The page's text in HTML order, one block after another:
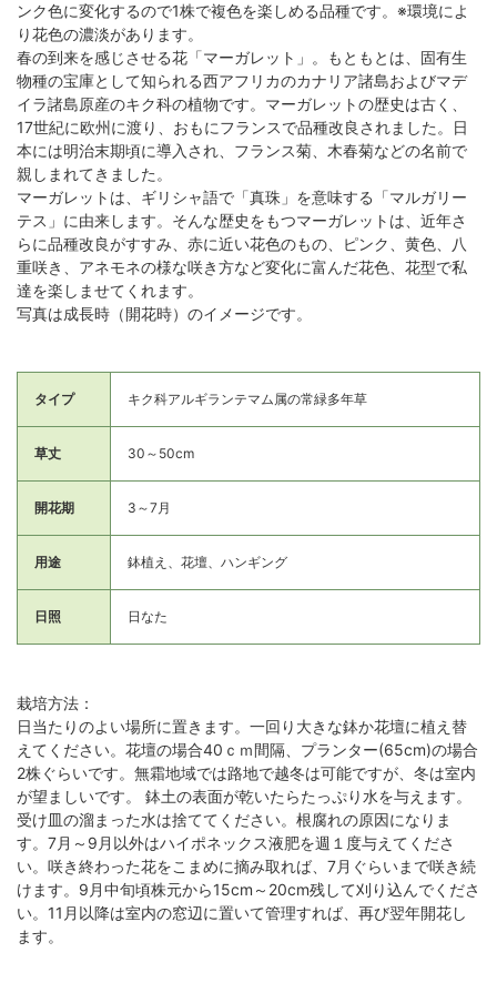
ンク色に変化するので1株で複色を楽しめる品種です。※環境によ
り花色の濃淡があります。
春の到来を感じさせる花「マーガレット」。もともとは、固有生
物種の宝庫として知られる西アフリカのカナリア諸島およびマデ
イラ諸島原産のキク科の植物です。マーガレットの歴史は古く、
17世紀に欧州に渡り、おもにフランスで品種改良されました。日
本には明治末期頃に導入され、フランス菊、木春菊などの名前で
親しまれてきました。
マーガレットは、ギリシャ語で「真珠」を意味する「マルガリー
テス」に由来します。そんな歴史をもつマーガレットは、近年さ
らに品種改良がすすみ、赤に近い花色のもの、ピンク、黄色、八
重咲き、アネモネの様な咲き方など変化に富んだ花色、花型で私
達を楽しませてくれます。
写真は成長時（開花時）のイメージです。
タイプ キク科アルギランテマム属の常緑多年草
草丈 30～50cm
開花期 3～7月
用途 鉢植え、花壇、ハンギング
日照 日なた
栽培方法：
日当たりのよい場所に置きます。一回り大きな鉢か花壇に植え替
えてください。花壇の場合40ｃｍ間隔、プランター(65cm)の場合
2株ぐらいです。無霜地域では路地で越冬は可能ですが、冬は室内
が望ましいです。 鉢土の表面が乾いたらたっぷり水を与えます。
受け皿の溜まった水は捨ててください。根腐れの原因になりま
す。7月～9月以外はハイポネックス液肥を週１度与えてくださ
い。咲き終わった花をこまめに摘み取れば、7月ぐらいまで咲き続
けます。9月中旬頃株元から15cm～20cm残して刈り込んでくださ
い。11月以降は室内の窓辺に置いて管理すれば、再び翌年開花し
ます。